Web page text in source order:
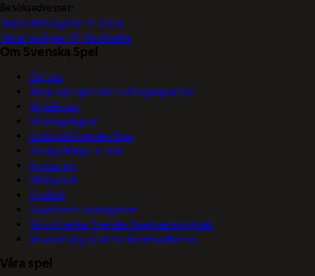
Besöksadresser:
Norra Hansegatan 17, Visby
Katarinavägen 15, Stockholm
Om Svenska Spel
Om oss
Börja sälja spel eller bli Vegaspartner
Nyhetsrum
Våra logotyper
Jobba på Svenska Spel
Vanliga frågor & svar
Sponsring
Hållbarhet
Spelkoll
Skydd mot bedrägerier
Så motverkar Svenska Spel penningtvätt
Användning av AI för kommunikation
Våra spel